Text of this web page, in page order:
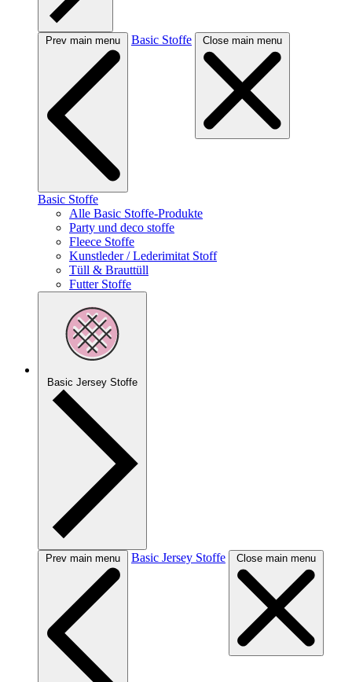
Prev main menu Basic Stoffe Close main menu
Basic Stoffe
Alle Basic Stoffe-Produkte
Party und deco stoffe
Fleece Stoffe
Kunstleder / Lederimitat Stoff
Tüll & Brauttüll
Futter Stoffe
Basic Jersey Stoffe
Prev main menu Basic Jersey Stoffe Close main menu